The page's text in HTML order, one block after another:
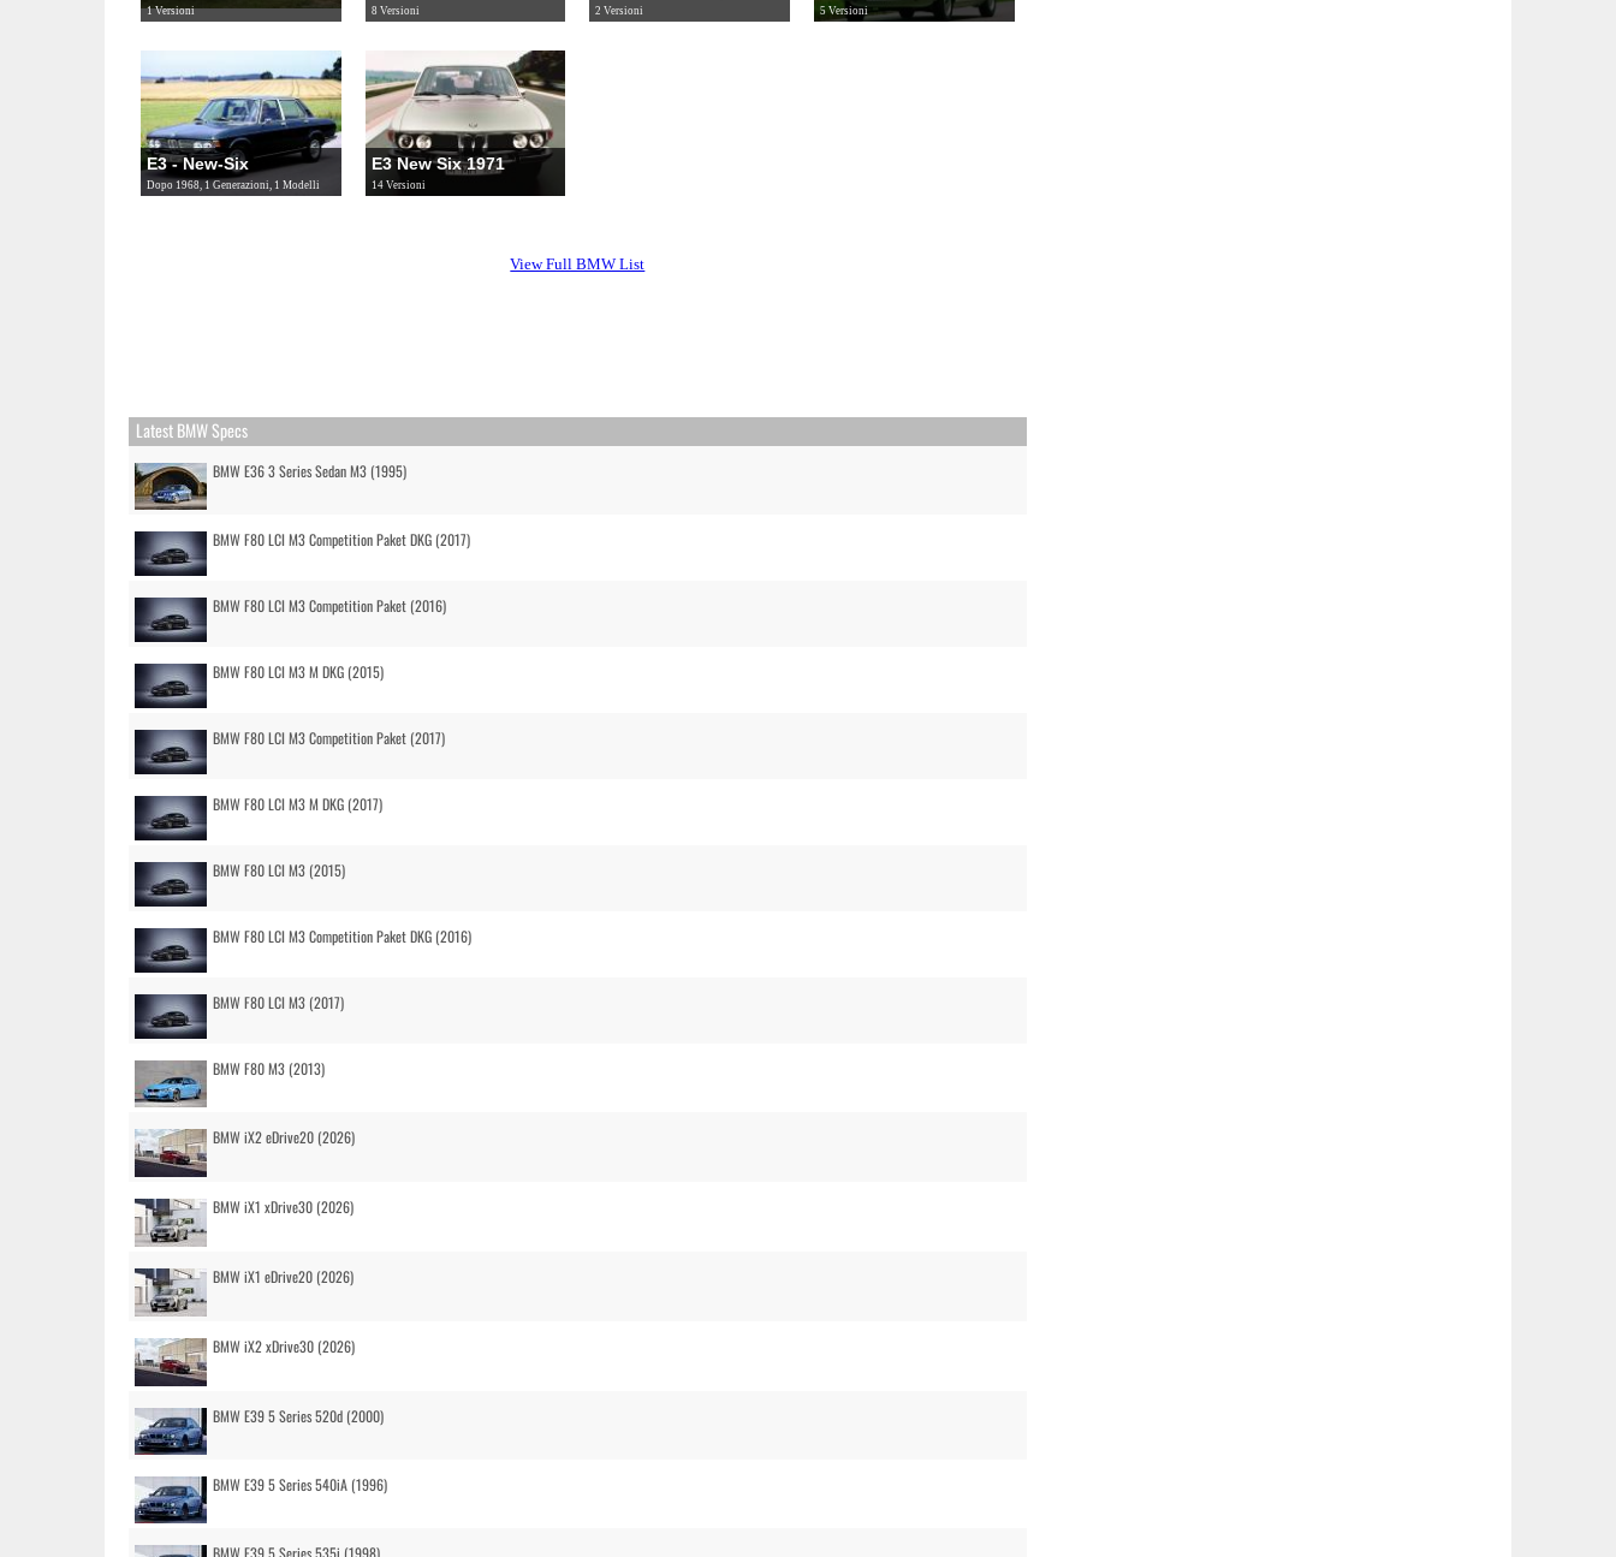
1 Versioni 8 Versioni 2 Versioni 5 Versioni
E3 - New-Six
Dopo 1968, 1 Generazioni, 1 Modelli
E3 New Six 1971
14 Versioni
View Full BMW List
Latest BMW Specs
BMW E36 3 Series Sedan M3 (1995)
BMW F80 LCI M3 Competition Paket DKG (2017)
BMW F80 LCI M3 Competition Paket (2016)
BMW F80 LCI M3 M DKG (2015)
BMW F80 LCI M3 Competition Paket (2017)
BMW F80 LCI M3 M DKG (2017)
BMW F80 LCI M3 (2015)
BMW F80 LCI M3 Competition Paket DKG (2016)
BMW F80 LCI M3 (2017)
BMW F80 M3 (2013)
BMW iX2 eDrive20 (2026)
BMW iX1 xDrive30 (2026)
BMW iX1 eDrive20 (2026)
BMW iX2 xDrive30 (2026)
BMW E39 5 Series 520d (2000)
BMW E39 5 Series 540iA (1996)
BMW E39 5 Series 535i (1998)